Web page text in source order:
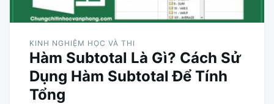
KINH NGHIỆM HỌC VÀ THI
Hàm Subtotal Là Gì? Cách Sử
Dụng Hàm Subtotal Để Tính
Tổng